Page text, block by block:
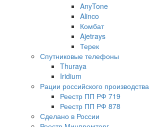
AnyTone
Alinco
Комбат
Ajetrays
Терек
Спутниковые телефоны
Thuraya
Iridium
Рации российского производства
Реестр ПП РФ 719
Реестр ПП РФ 878
Сделано в России